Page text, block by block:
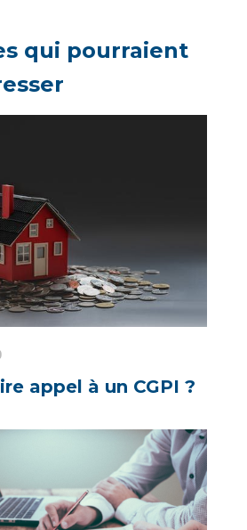
qui pourraient
appel à un CGPI ?